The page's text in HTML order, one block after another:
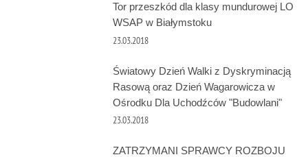
Tor przeszkód dla klasy mundurowej LO
WSAP w Białymstoku
23.03.2018
Światowy Dzień Walki z Dyskryminacją
Rasową oraz Dzień Wagarowicza w
Ośrodku Dla Uchodźców "Budowlani"
23.03.2018
ZATRZYMANI SPRAWCY ROZBOJU